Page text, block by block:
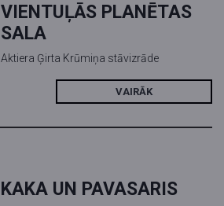
VIENTUĻĀS PLANĒTAS
SALA
Aktiera Ģirta Krūmiņa stāvizrāde
VAIRĀK
KAKA UN PAVASARIS